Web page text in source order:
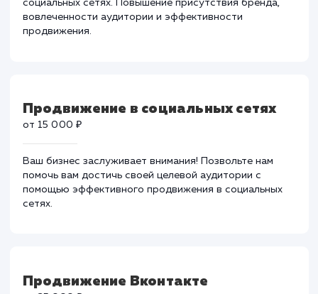
Создание и ведение групп в
социальных сетях
социальных сетях. Повышение присутствия бренда,
вовлеченности аудитории и эффективности
Ваш бизнес заслуживает внимания! Позвольте нам